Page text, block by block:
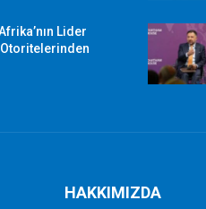
Lider
Otoritelerinden
HAKKIMIZDA